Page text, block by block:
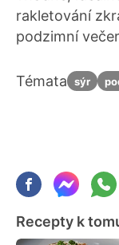
rakletování
podzimní
Témata sýr
Recepty k